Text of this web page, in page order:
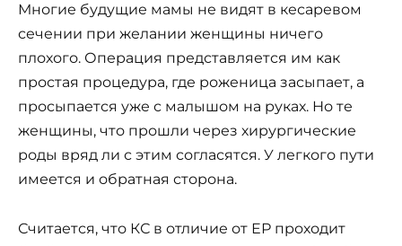
Многие будущие мамы не видят в кесаревом
сечении при желании женщины ничего
плохого. Операция представляется им как
простая процедура, где роженица засыпает, а
просыпается уже с малышом на руках. Но те
женщины, что прошли через хирургические
роды вряд ли с этим согласятся. У легкого пути
имеется и обратная сторона.
Считается, что КС в отличие от ЕР проходит